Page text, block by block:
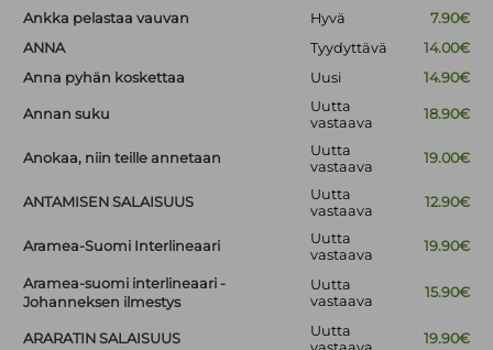
Ankka pelastaa vauvan Hyvä
7.90€
ANNA
Tyydyttävä
14.00€
Anna pyhän koskettaa
Uusi 14.90€
Annan suku
Uutta
vastaava
18.90€
Anokaa, niin teille annetaan
Uutta
vastaava
19.00€
ANTAMISEN SALAISUUS
Uutta
vastaava
12.90€
Aramea-Suomi Interlineaari
Uutta
vastaava
19.90€
Aramea-suomi interlineaari -
Johanneksen ilmestys
Uutta
vastaava
15.90€
ARARATIN SALAISUUS
Uutta
19.90€